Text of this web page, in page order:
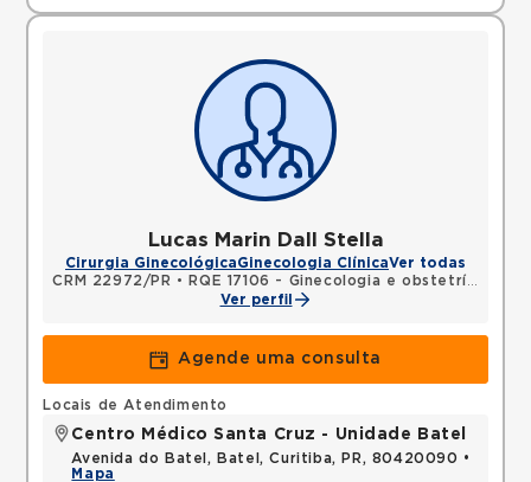
Lucas Marin Dall Stella
Cirurgia GinecológicaGinecologia ClínicaVer todas
CRM 22972/PR •
RQE 17106 - Ginecologia e obstetrícia
Ver perfil
Agende uma consulta
Locais de Atendimento
Centro Médico Santa Cruz - Unidade Batel
Avenida do Batel, Batel, Curitiba, PR, 80420090 •
Mapa